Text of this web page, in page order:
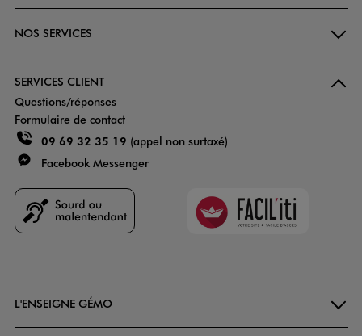
NOS SERVICES
SERVICES CLIENT
Questions/réponses
Formulaire de contact
09 69 32 35 19 (appel non surtaxé)
Facebook Messenger
Faciliti
L'ENSEIGNE GÉMO